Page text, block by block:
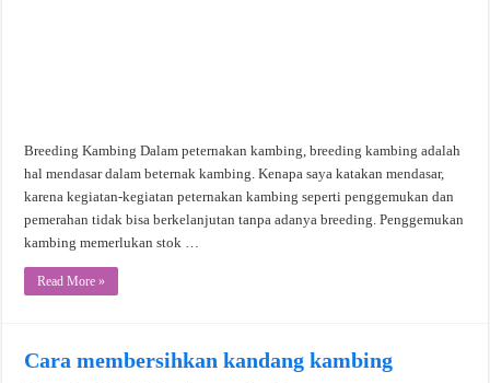
Breeding Kambing Dalam peternakan kambing, breeding kambing adalah
hal mendasar dalam beternak kambing. Kenapa saya katakan mendasar,
karena kegiatan-kegiatan peternakan kambing seperti penggemukan dan
pemerahan tidak bisa berkelanjutan tanpa adanya breeding. Penggemukan
kambing memerlukan stok …
Read More »
Cara membersihkan kandang kambing